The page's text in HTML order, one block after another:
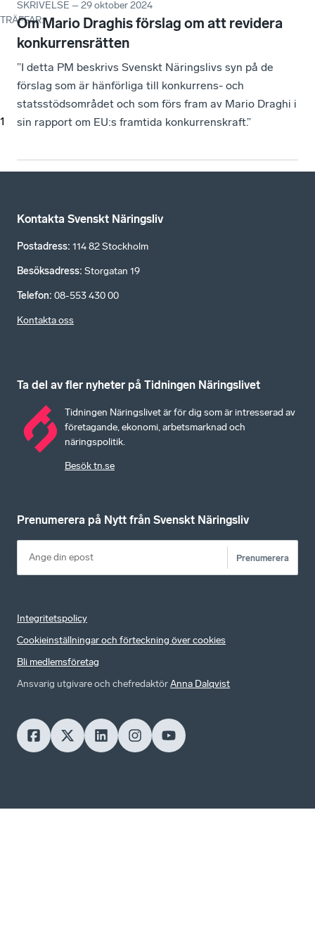
TRÄFFAR:
1
SKRIVELSE – 29 oktober 2024
Om Mario Draghis förslag om att revidera
konkurrensrätten
”I detta PM beskrivs Svenskt Näringslivs syn på de
förslag som är hänförliga till konkurrens- och
statsstödsområdet och som förs fram av Mario Draghi i
sin rapport om EU:s framtida konkurrenskraft.”
Kontakta Svenskt Näringsliv
Postadress: 114 82 Stockholm
Besöksadress: Storgatan 19
Telefon: 08-553 430 00
Kontakta oss
Ta del av fler nyheter på Tidningen Näringslivet
Tidningen Näringslivet är för dig som är intresserad av
företagande, ekonomi, arbetsmarknad och
näringspolitik.
Besök tn.se
Prenumerera på Nytt från Svenskt Näringsliv
Prenumerera
Integritetspolicy
Cookieinställningar och förteckning över cookies
Bli medlemsföretag
Ansvarig utgivare och chefredaktörAnna Dalqvist